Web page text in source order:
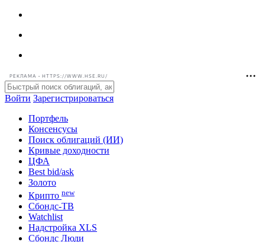
РЕКЛАМА • HTTPS://WWW.HSE.RU/
Войти Зарегистрироваться
Портфель
Консенсусы
Поиск облигаций (ИИ)
Кривые доходности
ЦФА
Best bid/ask
Золото
Крипто new